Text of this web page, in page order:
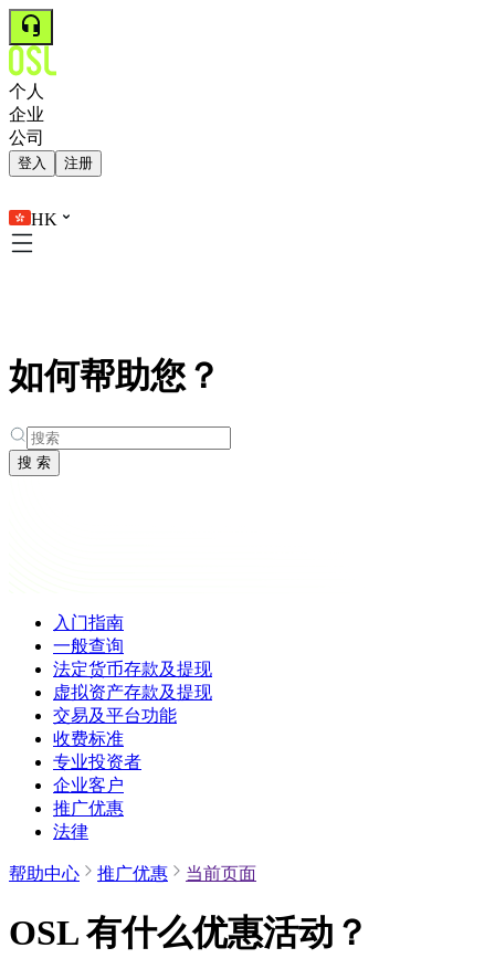
个人
企业
公司
登入 注册
HK
如何帮助您？
搜 索
入门指南
一般查询
法定货币存款及提现
虚拟资产存款及提现
交易及平台功能
收费标准
专业投资者
企业客户
推广优惠
法律
帮助中心 推广优惠 当前页面
OSL 有什么优惠活动？